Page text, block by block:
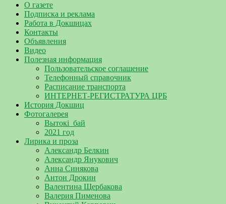
О газете
Подписка и реклама
Работа в Докшицах
Контакты
Объявления
Видео
Полезная информация
Пользовательское соглашение
Телефонный справочник
Расписание транспорта
ИНТЕРНЕТ-РЕГИСТРАТУРА ЦРБ
История Докшиц
Фотогалерея
Вытокі_бай
2021 год
Лирика и проза
Александр Белкин
Александр Янукович
Анна Синякова
Антон Дрокин
Валентина Щербакова
Валерия Пименова